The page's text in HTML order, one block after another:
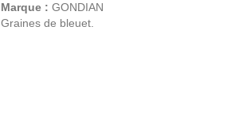
Marque : GONDIAN
Graines de bleuet.